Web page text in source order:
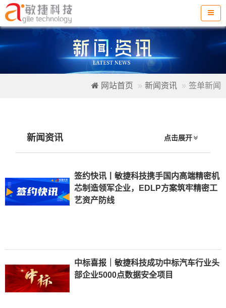
网站首页 新闻资讯 签单新闻
新闻资讯 点击展开
签约快讯丨敏捷科技携手国内高端精密机
芯制造领军企业，EDLP方案筑牢精密工
艺资产防线
中标喜报｜敏捷科技成功中标汽车行业头
部企业5000点数据安全项目